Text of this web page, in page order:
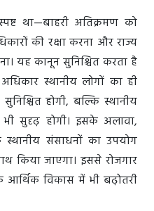
था—बाहरी अतिक्रमण को
की रक्षा करना और राज्य
यह कानून सुनिश्चित करता है
स्थानीय लोगों का ही
होगी, बल्कि स्थानीय
सुदृढ़ होगी। इसके अलावा,
संसाधनों का उपयोग
किया जाएगा। इससे रोजगार
विकास में भी बढ़ोतरी